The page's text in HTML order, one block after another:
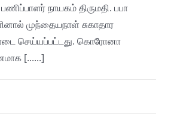
நாயகம் திருமதி. பபா
முந்தையநாள் சுகாதார
செய்யப்பட்டது. கொரோனா
[......]